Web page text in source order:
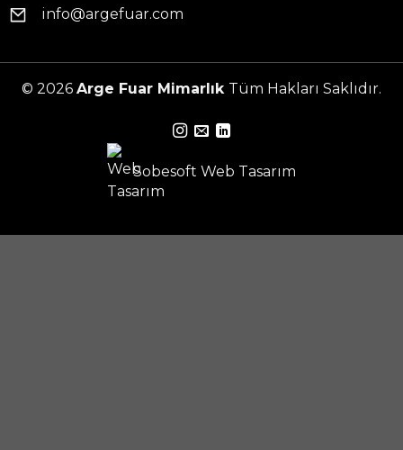
info@argefuar.com
© 2026 Arge Fuar Mimarlık Tüm Hakları Saklıdır.
Sobesoft Web Tasarım